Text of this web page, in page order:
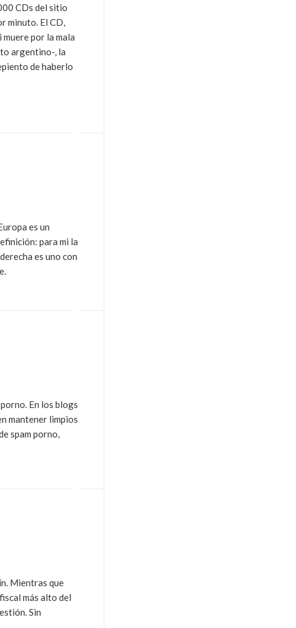
CDs del sitio
minuto. El CD,
por la mala
argentino-, la
de haberlo
es un
para mi la
es uno con
En los blogs
mantener limpios
spam porno,
Mientras que
más alto del
Sin